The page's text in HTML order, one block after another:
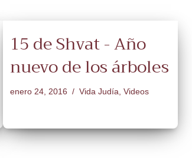
15 de Shvat - Año
nuevo de los árboles
enero 24, 2016 Vida Judía Videos